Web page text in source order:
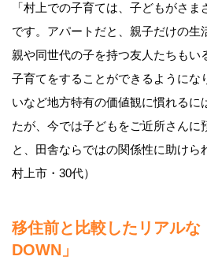
「村上での子育ては、子どもがさ
です。アパートだと、親子だけの生
親や同世代の子を持つ友人たちもい
子育てをすることができるようにな
いなど地方特有の価値観に慣れるに
たが、今では子どもをご近所さんに
と、田舎ならではの関係性に助け
村上市・30代）
移住前と比較したリアルな
DOWN」